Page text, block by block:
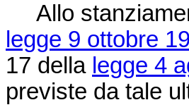
Allo
legge 9 ottobre
17 della legge 4
previste da tale